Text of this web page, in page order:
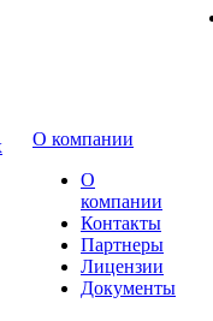
О компании
О
компании
Контакты
Партнеры
Лицензии
Документы